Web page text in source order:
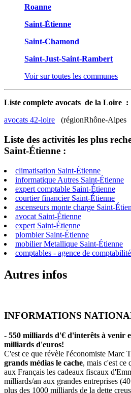
Roanne
Saint-Étienne
Saint-Chamond
Saint-Just-Saint-Rambert
Voir sur toutes les communes
Liste complete avocats de la Loire :
avocats 42-loire (régionRhône-Alpes
Liste des activités les plus
Saint-Étienne :
climatisation Saint-Étienne
informatique Autres Saint-Étienne
expert comptable Saint-Étienne
courtier financier Saint-Étienne
ascenseurs monte charge Saint-
avocat Saint-Étienne
expert Saint-Étienne
plombier Saint-Étienne
mobilier Metallique Saint-Étienne
comptables - agence de
Autres infos
INFORMATIONS
- 550 milliards d'€ d'interêts à venir
milliards d'euros!
C'est ce que révèle l'économiste Marc
grands médias le cache, mais c'est ce
aux Français les cadeaux fiscaux
milliards/an aux grandes entreprises
plus des 1000 milliards de la dette